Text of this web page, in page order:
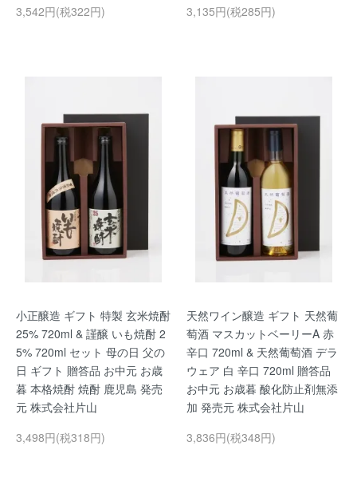
3,542円(税322円)
3,135円(税285円)
小正醸造 ギフト 特製 玄米焼酎
25% 720ml & 謹醸 いも焼酎 2
5% 720ml セット 母の日 父の
日 ギフト 贈答品 お中元 お歳
暮 本格焼酎 焼酎 鹿児島 発売
元 株式会社片山
3,498円(税318円)
天然ワイン醸造 ギフト 天然葡
萄酒 マスカットベーリーA 赤
辛口 720ml & 天然葡萄酒 デラ
ウェア 白 辛口 720ml 贈答品
お中元 お歳暮 酸化防止剤無添
加 発売元 株式会社片山
3,836円(税348円)